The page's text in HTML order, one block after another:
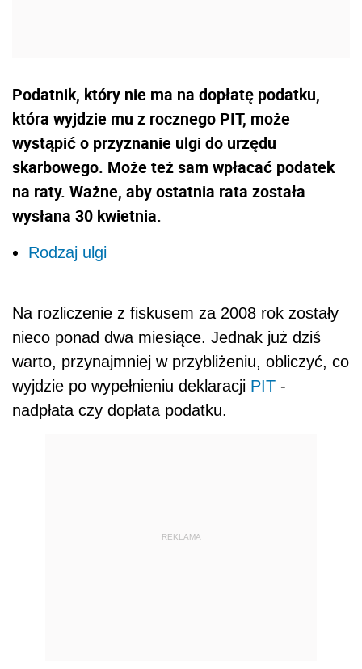
Podatnik, który nie ma na dopłatę podatku,
która wyjdzie mu z rocznego PIT, może
wystąpić o przyznanie ulgi do urzędu
skarbowego. Może też sam wpłacać podatek
na raty. Ważne, aby ostatnia rata została
wysłana 30 kwietnia.
Rodzaj ulgi
Na rozliczenie z fiskusem za 2008 rok zostały
nieco ponad dwa miesiące. Jednak już dziś
warto, przynajmniej w przybliżeniu, obliczyć, co
wyjdzie po wypełnieniu deklaracji PIT -
nadpłata czy dopłata podatku.
REKLAMA